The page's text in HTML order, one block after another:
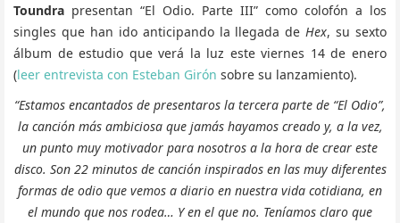
Toundra presentan “El Odio. Parte III” como colofón a los
singles que han ido anticipando la llegada de Hex, su sexto
álbum de estudio que verá la luz este viernes 14 de enero
(leer entrevista con Esteban Girón sobre su lanzamiento).
“Estamos encantados de presentaros la tercera parte de “El Odio”,
la canción más ambiciosa que jamás hayamos creado y, a la vez,
un punto muy motivador para nosotros a la hora de crear este
disco. Son 22 minutos de canción inspirados en las muy diferentes
formas de odio que vemos a diario en nuestra vida cotidiana, en
el mundo que nos rodea… Y en el que no. Teníamos claro que